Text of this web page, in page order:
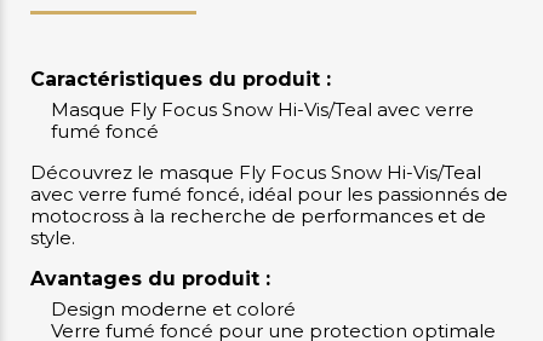
Caractéristiques du produit :
Masque Fly Focus Snow Hi-Vis/Teal avec verre
fumé foncé
Découvrez le masque Fly Focus Snow Hi-Vis/Teal
avec verre fumé foncé, idéal pour les passionnés de
motocross à la recherche de performances et de
style.
Avantages du produit :
Design moderne et coloré
Verre fumé foncé pour une protection optimale